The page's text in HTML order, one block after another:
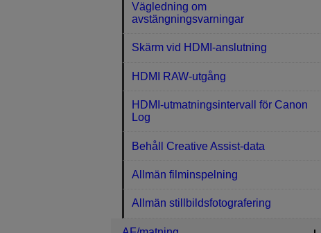
Vägledning om
avstängningsvarningar
Skärm vid HDMI-anslutning
HDMI RAW-utgång
HDMI-utmatningsintervall för Canon
Log
Behåll Creative Assist-data
Allmän filminspelning
Allmän stillbildsfotografering